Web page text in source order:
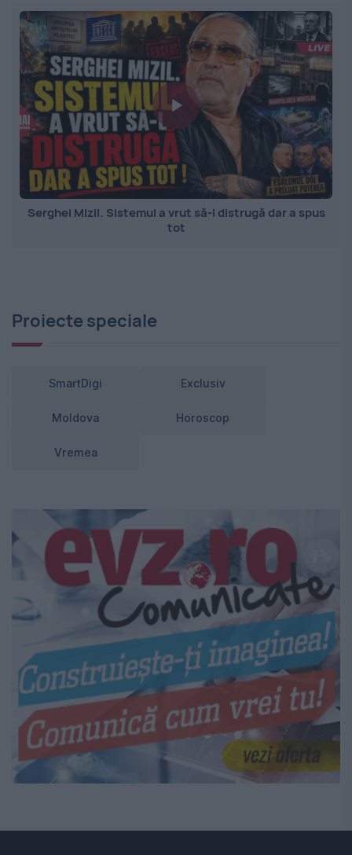
Serghei Mizil. Sistemul a vrut să-l distrugă dar a spus
tot
Proiecte speciale
SmartDigi Exclusiv
Moldova Horoscop
Vremea